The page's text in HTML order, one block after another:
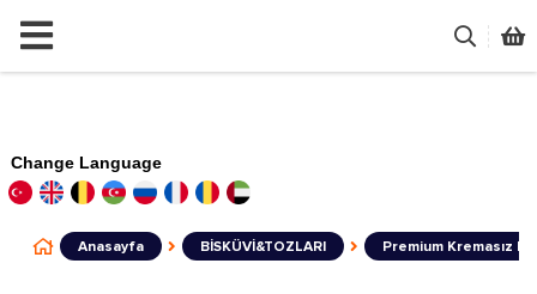
Change Language
Anasayfa BİSKÜVİ&TOZLARI Premium Kremasız